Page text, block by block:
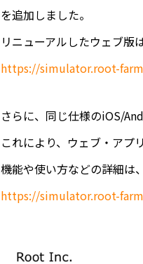
を追加しました。
リニューアルしたウェブ版
https://simulator.root-
さらに、同じ仕様のiOS/
これにより、ウェブ・アプ
機能や使い方などの詳細は
https://simulator.root-